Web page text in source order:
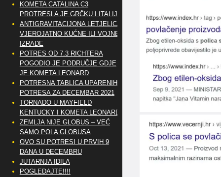
KOMETA CATALINA C3
PROTRESLA JE GRČKU I ITALIJU
ANTIGRAVITACIJONA LETJELICA
VJEROJATNO KUĆNE ILI VOJNE
IZRADE
POTRES OD 7.3 RICHTERA
POGODIO JE PODRUČJE GDJE
JE KOMETA LEONARD
POTRESNA TABLICA UPARENIH
POTRESA ZA DECEMBAR 2021
TORNADO U MAYFIELD
KENTUCKY I KOMETA LEONARD
ZEMLJA NIJE GLOBUS – VEĆ
SAMO POLA GLOBUSA
OVO SU POTRESI U PRVIH 9
DANA U DECEMBRU
JUTARNJA IDILA
POGLEDAJTE!!!!